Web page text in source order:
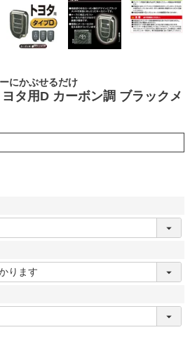
にかぶせるだけ
タ用D カーボン調 ブラックメ